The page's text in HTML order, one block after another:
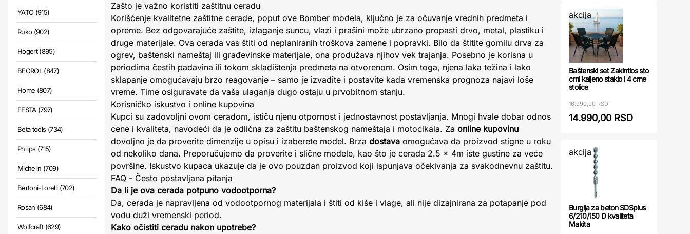
YATO (915)
Ruko (902)
Hogert (895)
BEOROL (847)
Home (807)
FESTA (797)
Beta tools (734)
Philips (715)
Michelin (709)
Bertoni-Lorelli (702)
Rosan (684)
Wolfcraft (629)
Zašto je važno koristiti zaštitnu ceradu
Korišćenje kvalitetne zaštitne cerade, poput ove Bomber modela, ključno je za očuvanje vrednih predmeta i
opreme. Bez odgovarajuće zaštite, izlaganje suncu, vlazi i prašini može ubrzano propasti drvo, metal, plastiku i
druge materijale. Ova cerada vas štiti od neplaniranih troškova zamene i popravki. Bilo da štitite gomilu drva za
ogrev, baštenski nameštaj ili građevinske materijale, ona produžava njihov vek trajanja. Posebno je korisna u
periodima čestih padavina ili tokom skladištenja predmeta na otvorenom. Osim toga, njena laka težina i lako
sklapanje omogućavaju brzo reagovanje – samo je izvadite i postavite kada vremenska prognoza najavi loše
vreme. Time osiguravate da vaša ulaganja dugo ostaju u prvobitnom stanju.
Korisničko iskustvo i online kupovina
Kupci su zadovoljni ovom ceradom, ističu njenu otpornost i jednostavnost postavljanja. Mnogi hvale dobar odnos
cene i kvaliteta, navodeći da je odlična za zaštitu baštenskog nameštaja i motocikala. Za online kupovinu
dovoljno je da proverite dimenzije u opisu i izaberete model. Brza dostava omogućava da proizvod stigne u roku
od nekoliko dana. Preporučujemo da proverite i slične modele, kao što je cerada 2.5 x 4m iste gustine za veće
površine. Iskustvo kupaca ukazuje da je ovo pouzdan proizvod koji ispunjava očekivanja za svakodnevnu zaštitu.
FAQ - Često postavljana pitanja
Da li je ova cerada potpuno vodootporna?
Da, cerada je napravljena od vodootpornog materijala i štiti od kiše i vlage, ali nije dizajnirana za potapanje pod
vodu duži vremenski period.
Kako očistiti ceradu nakon upotrebe?
akcija
Baštenski set Zakintios sto
crni kaljeno staklo i 4 crne
stolice
16.990,00 RSD
14.990,00 RSD
akcija
Burgija za beton SDSplus
6/210/150 D kvaliteta
Makita